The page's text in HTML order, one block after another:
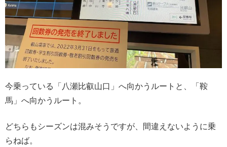
今乗っている「八瀬比叡山口」へ向かうルートと、「鞍
馬」へ向かうルート。
どちらもシーズンは混みそうですが、間違えないように乗
らねば。